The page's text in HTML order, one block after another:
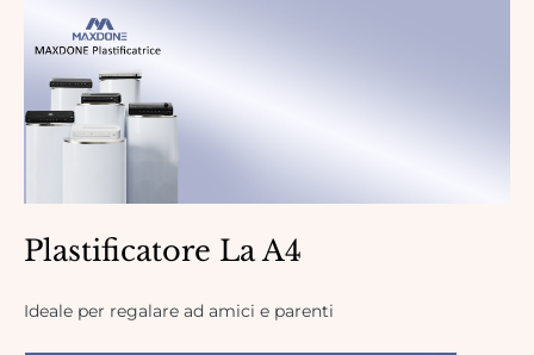
Plastificatore La A4
Ideale per regalare ad amici e parenti